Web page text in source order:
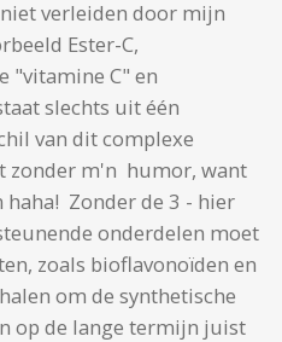
verleiden door mijn
Ester-C,
"vitamine C" en
slechts uit één
van dit complexe
zonder m'n humor, want
Zonder de 3 - hier
onderdelen moet
zoals bioflavonoïden en
om de synthetische
op de lange termijn juist